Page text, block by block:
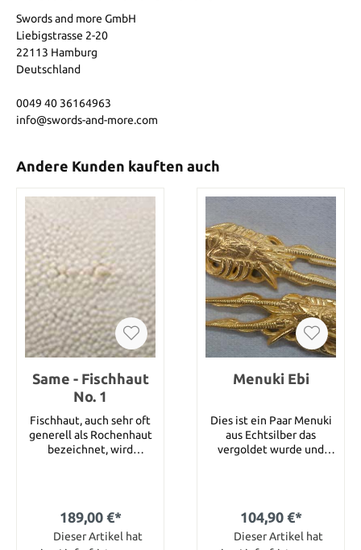
Swords and more GmbH
Liebigstrasse 2-20
22113 Hamburg
Deutschland
0049 40 36164963
info@swords-and-more.com
Andere Kunden kauften auch
Same - Fischhaut
No. 1
Fischhaut, auch sehr oft
generell als Rochenhaut
bezeichnet, wird
aber auch für den Griff
von Bögen oder
189,00 €*
Dieser Artikel hat
Menuki Ebi
Dies ist ein Paar Menuki
aus Echtsilber das
vergoldet wurde und
104,90 €*
Dieser Artikel hat